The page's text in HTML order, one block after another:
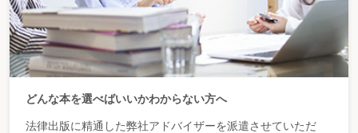
どんな本を選べばいいかわからない方へ
法律出版に精通した弊社アドバイザーを派遣させていただ